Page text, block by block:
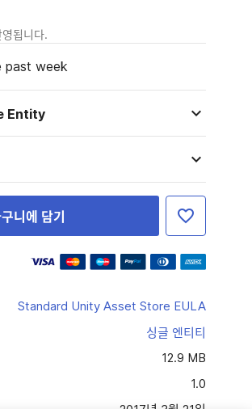
됩니다.
week
Entity
니에 담기
Standard Unity Asset Store EULA
싱글 엔티티
12.9 MB
1.0